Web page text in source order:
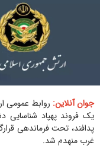
جوان آنلاین: روابط عمومی
یک فروند پهپاد شناسایی
پدافند، تحت فرماندهی
غرب منهدم شد.